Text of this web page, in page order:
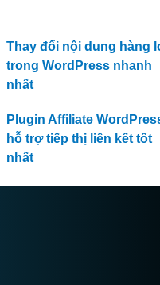
Thay đổi nội dung hàng
trong WordPress nhanh
nhất
Plugin Affiliate
hỗ trợ tiếp thị liên kết tốt
nhất